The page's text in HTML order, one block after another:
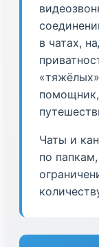
в чатах,
Чаты и
по